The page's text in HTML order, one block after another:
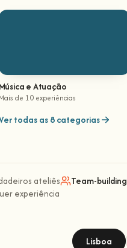
Música e Atuação
Mais de 10 experiências
todas as 8 categorias
ateliês Team-building
experiência
Lisboa